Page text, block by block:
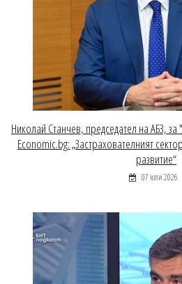
Николай Станчев, председател на АБЗ,
Economic.bg: „Застрахователният
развитие“
07 юли 2026